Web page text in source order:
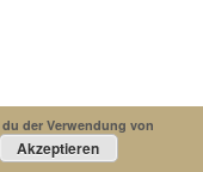
Reserved.
der Verwendung von
Akzeptieren